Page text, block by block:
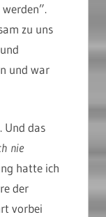
zu uns
und war
Und das
nie
hatte ich
der
vorbei